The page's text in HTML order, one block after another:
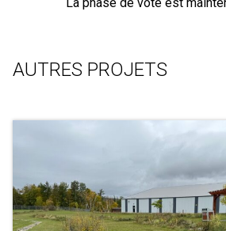
AUTRES PROJETS